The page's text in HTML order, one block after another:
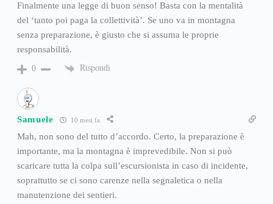
Finalmente una legge di buon senso! Basta con la mentalità
del ‘tanto poi paga la collettività’. Se uno va in montagna
senza preparazione, è giusto che si assuma le proprie
responsabilità.
0 Rispondi
Samuele 10 mesi fa
Mah, non sono del tutto d’accordo. Certo, la preparazione è
importante, ma la montagna è imprevedibile. Non si può
scaricare tutta la colpa sull’escursionista in caso di incidente,
soprattutto se ci sono carenze nella segnaletica o nella
manutenzione dei sentieri.